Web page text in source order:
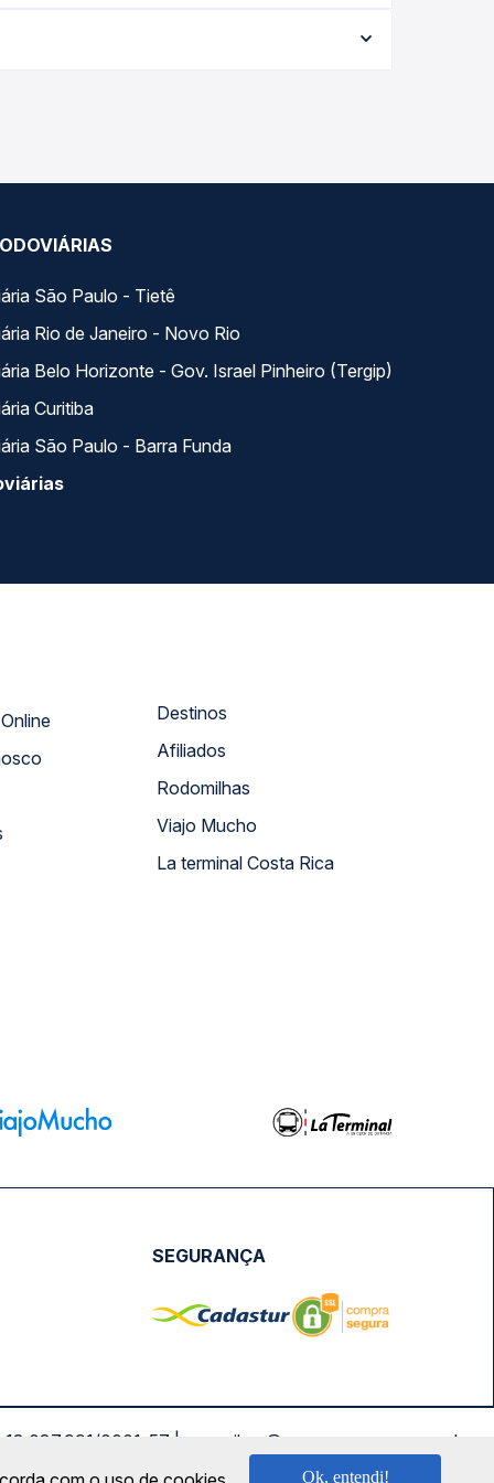
garante a melhor oferta para o seu roteiro.
São Paulo - Tietê
Rio de Janeiro - Novo Rio
Belo Horizonte - Gov. Israel Pinheiro (Tergip)
Curitiba
São Paulo - Barra Funda
Atendimento Online
Destinos
Afiliados
Rodomilhas
Viajo Mucho
La terminal Costa Rica
SEGURANÇA
0001-57 | saconibus@queropassagem.com.br
Ok, entendi!